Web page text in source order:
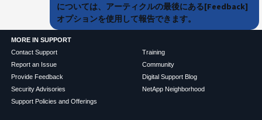
については、アーティクルの最後にある[Feedback]
オプションを使用して報告できます。
MORE IN SUPPORT
Contact Support
Report an Issue
Provide Feedback
Security Advisories
Support Policies and Offerings
Training
Community
Digital Support Blog
NetApp Neighborhood